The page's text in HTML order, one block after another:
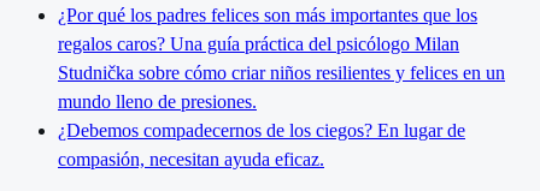
¿Por qué los padres felices son más importantes que los
regalos caros? Una guía práctica del psicólogo Milan
Studnička sobre cómo criar niños resilientes y felices en un
mundo lleno de presiones.
¿Debemos compadecernos de los ciegos? En lugar de
compasión, necesitan ayuda eficaz.